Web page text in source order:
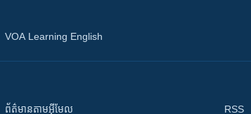
VOA Learning English
ព័ត៌មាន​តាម​អ៊ីមែល RSS